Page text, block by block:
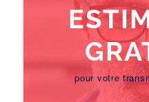
pour votre